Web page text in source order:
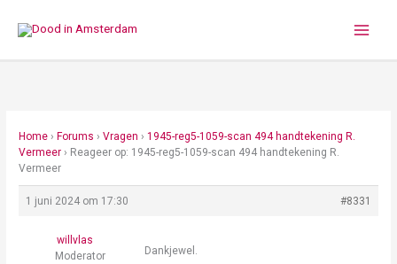
naar
Home › Forums › Vragen › 1945-reg5-1059-scan 494 handtekening R.
Vermeer › Reageer op: 1945-reg5-1059-scan 494 handtekening R.
Vermeer
1 juni 2024 om 17:30 #8331
willvlas
Moderator
Dankjewel.